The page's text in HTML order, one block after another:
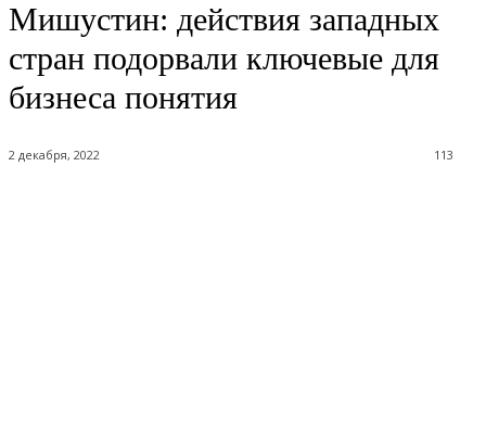
Мишустин: действия западных
стран подорвали ключевые для
бизнеса понятия
2 декабря, 2022 113